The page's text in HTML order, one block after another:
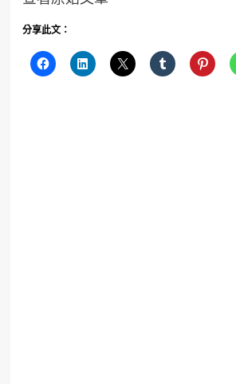
分享此文：